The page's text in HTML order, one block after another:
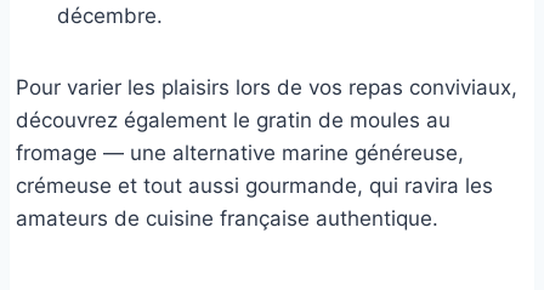
décembre.
Pour varier les plaisirs lors de vos repas conviviaux,
découvrez également le gratin de moules au
fromage — une alternative marine généreuse,
crémeuse et tout aussi gourmande, qui ravira les
amateurs de cuisine française authentique.